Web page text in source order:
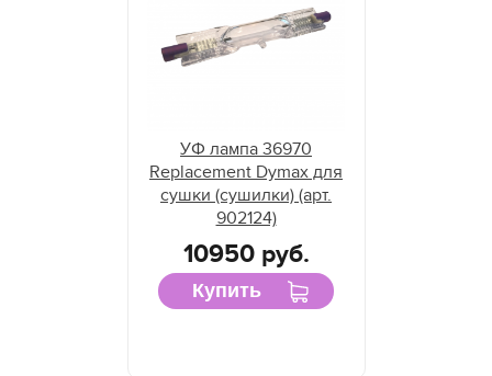
УФ лампа 36970
Replacement Dymax для
сушки (сушилки) (арт.
902124)
10950 руб.
Купить